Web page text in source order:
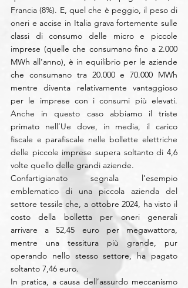
Francia (8%). E, quel che è peggio, il peso di
oneri e accise in Italia grava fortemente sulle
classi di consumo delle micro e piccole
imprese (quelle che consumano fino a 2.000
MWh all’anno), è in equilibrio per le aziende
che consumano tra 20.000 e 70.000 MWh
mentre diventa relativamente vantaggioso
per le imprese con i consumi più elevati.
Anche in questo caso abbiamo il triste
primato nell’Ue dove, in media, il carico
fiscale e parafiscale nelle bollette elettriche
delle piccole imprese supera soltanto di 4,6
volte quello delle grandi aziende.
Confartigianato segnala l’esempio
emblematico di una piccola azienda del
settore tessile che, a ottobre 2024, ha visto il
costo della bolletta per oneri generali
arrivare a 52,45 euro per megawattora,
mentre una tessitura più grande, pur
operando nello stesso settore, ha pagato
soltanto 7,46 euro.
In pratica, a causa dell’assurdo meccanismo